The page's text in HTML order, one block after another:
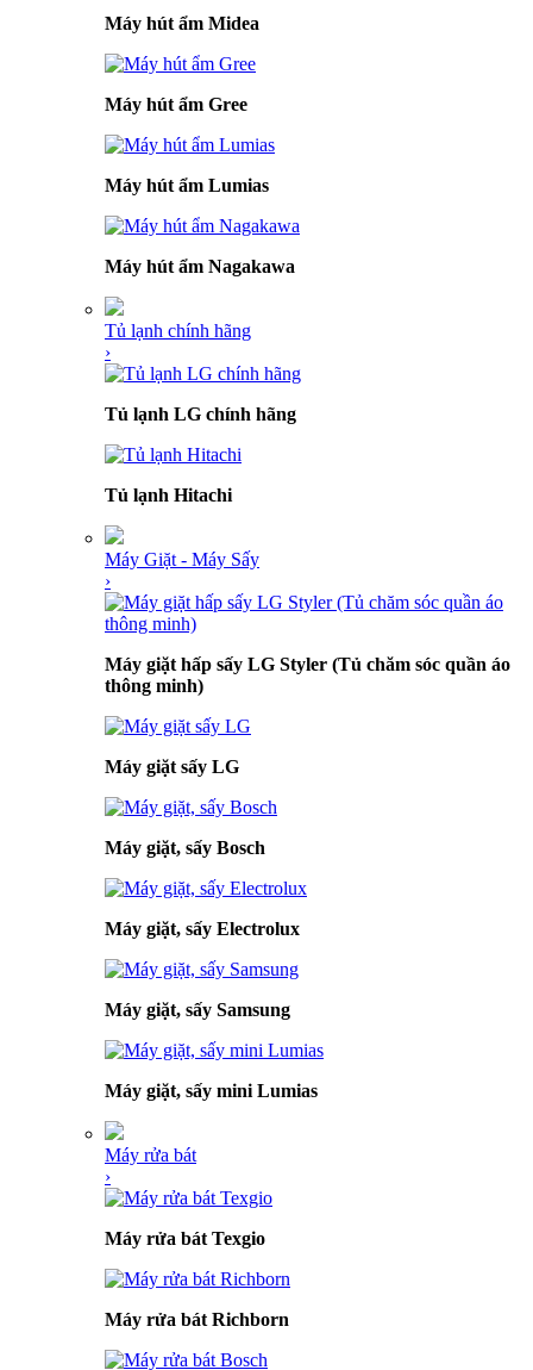
Máy hút ẩm Midea
Máy hút ẩm Gree
Máy hút ẩm Lumias
Máy hút ẩm Nagakawa
Tủ lạnh chính hãng
›
Tủ lạnh LG chính hãng
Tủ lạnh Hitachi
Máy Giặt - Máy Sấy
›
Máy giặt hấp sấy LG Styler (Tủ chăm sóc quần áo
thông minh)
Máy giặt sấy LG
Máy giặt, sấy Bosch
Máy giặt, sấy Electrolux
Máy giặt, sấy Samsung
Máy giặt, sấy mini Lumias
Máy rửa bát
›
Máy rửa bát Texgio
Máy rửa bát Richborn